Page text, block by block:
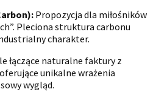
Propozycja dla miłośników
Pleciona struktura carbonu
charakter.
łączące naturalne faktury z
unikalne wrażenia
wygląd.